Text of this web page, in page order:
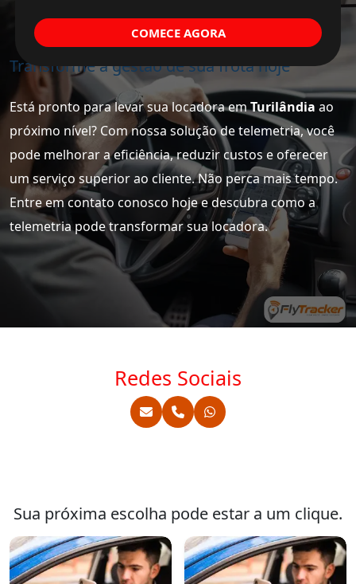
Transforme a gestão de sua frota hoje
Está pronto para levar sua locadora emTurilândia ao
próximo nível? Com nossa solução de telemetria, você
pode melhorar a eficiência, reduzir custos e oferecer
um serviço superior ao cliente. Não perca mais tempo.
Entre em contato conosco hoje e descubra como a
telemetria pode transformar sua locadora.
COMECE AGORA
Redes Sociais
Sua próxima escolha pode estar a um clique.